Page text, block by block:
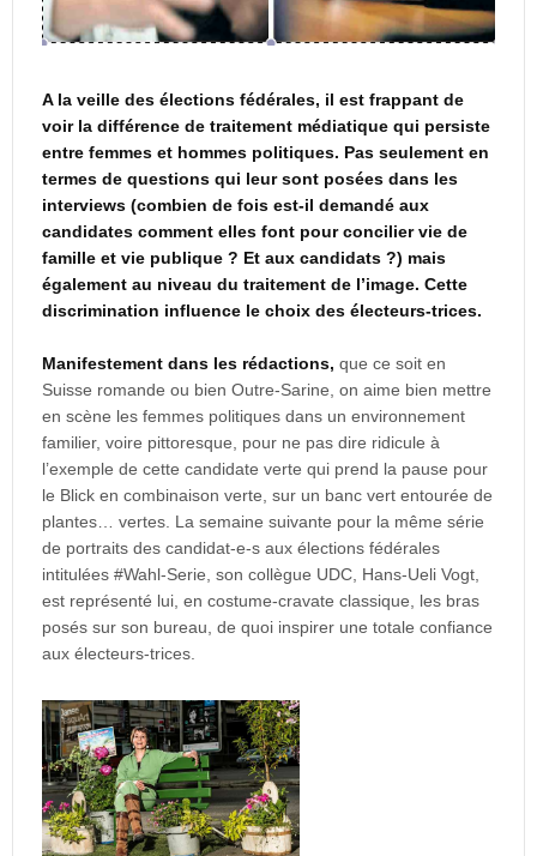
A la veille des élections fédérales, il est frappant de
voir la différence de traitement médiatique qui persiste
entre femmes et hommes politiques. Pas seulement en
termes de questions qui leur sont posées dans les
interviews (combien de fois est-il demandé aux
candidates comment elles font pour concilier vie de
famille et vie publique ? Et aux candidats ?) mais
également au niveau du traitement de l’image. Cette
discrimination influence le choix des électeurs-trices.
Manifestement dans les rédactions, que ce soit en
Suisse romande ou bien Outre-Sarine, on aime bien mettre
en scène les femmes politiques dans un environnement
familier, voire pittoresque, pour ne pas dire ridicule à
l’exemple de cette candidate verte qui prend la pause pour
le Blick en combinaison verte, sur un banc vert entourée de
plantes… vertes. La semaine suivante pour la même série
de portraits des candidat-e-s aux élections fédérales
intitulées #Wahl-Serie, son collègue UDC, Hans-Ueli Vogt,
est représenté lui, en costume-cravate classique, les bras
posés sur son bureau, de quoi inspirer une totale confiance
aux électeurs-trices.